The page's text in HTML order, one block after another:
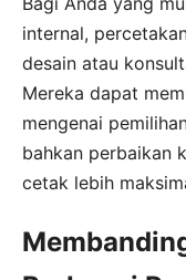
internal,
desain atau
Mereka dapat
mengenai
bahkan perbaikan
cetak lebih